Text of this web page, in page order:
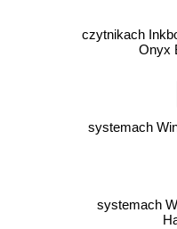
czytnikach
Onyx
systemach
systemach